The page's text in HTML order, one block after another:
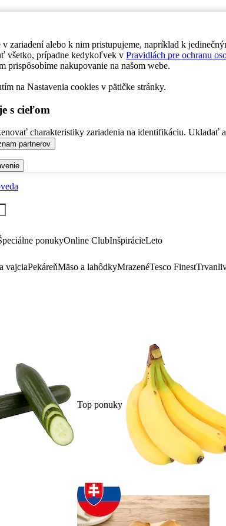
zariadení alebo k nim pristupujeme, napríklad k
všetko, prípadne kedykoľvek v Pravidlách pre ochranu
prispôsobíme nakupovanie na našom webe.
na Nastavenia cookies v pätičke stránky.
s cieľom
charakteristiky zariadenia na identifikáciu. Ukladať
partnerov
ponukyOnline ClubInšpirácieLeto
vajciaPekáreňMäso a lahôdkyMrazenéTesco Finest
Top ponuky